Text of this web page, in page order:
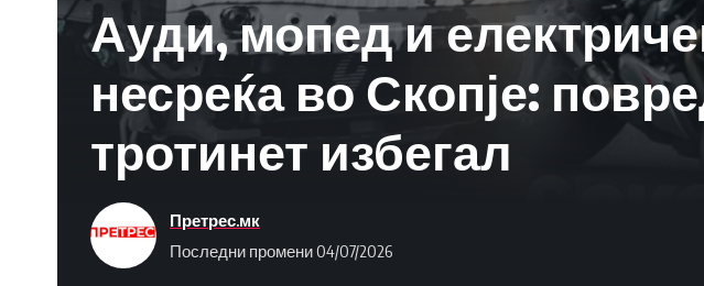
Ауди, мопед и
несреќа во Скопје:
тротинет избегал
Последни промени 04/07/2026
Претрес.мк